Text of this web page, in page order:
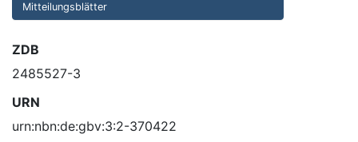
Mitteilungsblätter
ZDB
2485527-3
URN
urn:nbn:de:gbv:3:2-370422